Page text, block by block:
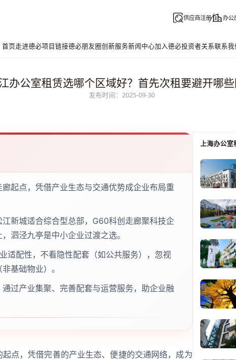
供应商注册 办公
首页走进德必项目链接德必朋友圈创新服务新闻中心加入德必投资者关系联系我
办公室租赁选哪个区域好？首先次租要避开哪些
发布时间：2025-09-30
起点，凭借产业生态与交通优势成企业布局重
新城适合综合型总部，G60科创走廊聚科技企
泗泾九亭是中小企业过渡之选。
适配性，不看隐性配套（如公共服务），忽视
基础物业）。
过产业集聚、完善配套与运营服务，助企业融
点，凭借完善的产业生态、便捷的交通网络，成为
上海办公室